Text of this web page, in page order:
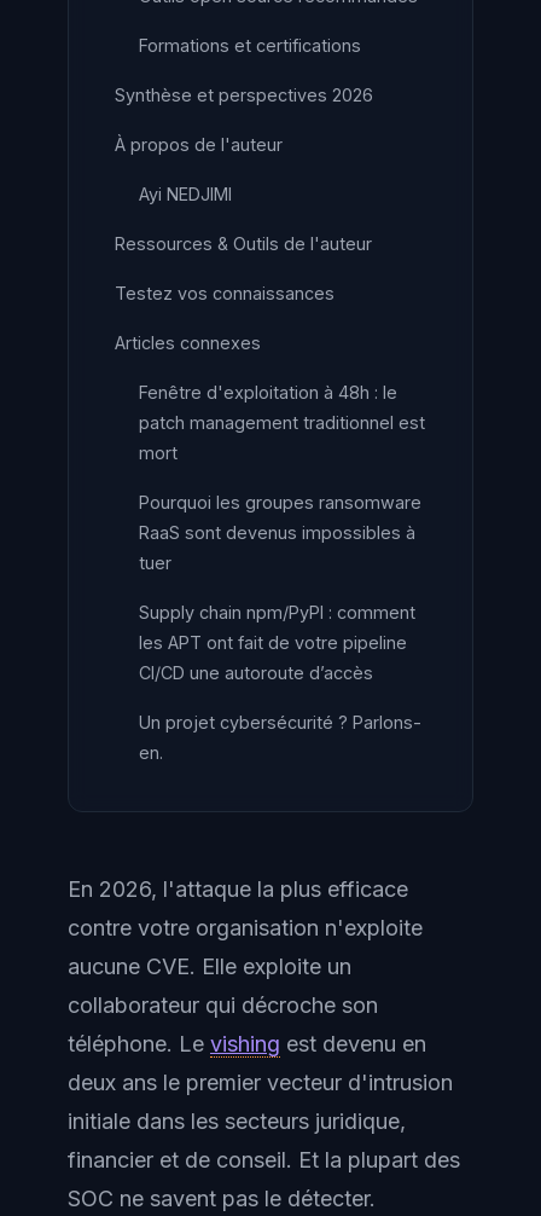
Formations et certifications
Synthèse et perspectives 2026
À propos de l'auteur
Ayi NEDJIMI
Ressources & Outils de l'auteur
Testez vos connaissances
Articles connexes
Fenêtre d'exploitation à 48h : le
patch management traditionnel est
mort
Pourquoi les groupes ransomware
RaaS sont devenus impossibles à
tuer
Supply chain npm/PyPI : comment
les APT ont fait de votre pipeline
CI/CD une autoroute d’accès
Un projet cybersécurité ? Parlons-
en.
En 2026, l'attaque la plus efficace
contre votre organisation n'exploite
aucune CVE. Elle exploite un
collaborateur qui décroche son
téléphone. Le vishing est devenu en
deux ans le premier vecteur d'intrusion
initiale dans les secteurs juridique,
financier et de conseil. Et la plupart des
SOC ne savent pas le détecter.